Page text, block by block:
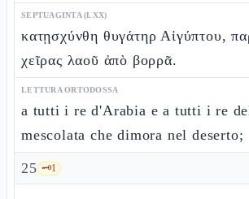
SEPTUAGINTA (LXX)
κατῃσχύνθη θυγάτηρ Αἰγύπτου,
χεῖρας λαοῦ ἀπὸ βορρᾶ.
LETTURA ORTODOSSA
a tutti i re d'Arabia e a tutti i re
mescolata che dimora nel deserto;
25 🗝️1